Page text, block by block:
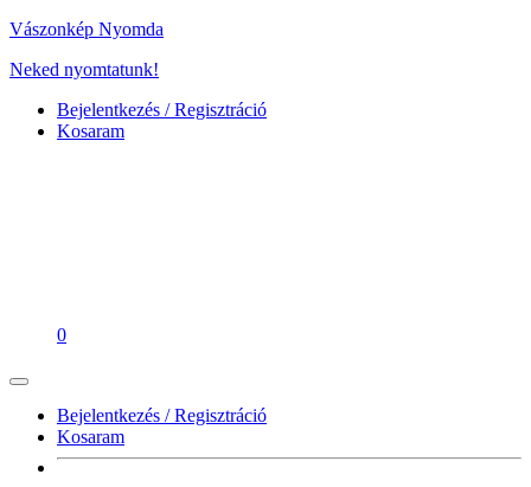
Vászonkép Nyomda
Neked nyomtatunk!
Bejelentkezés / Regisztráció
Kosaram
0
Bejelentkezés / Regisztráció
Kosaram